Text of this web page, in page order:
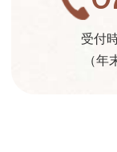
受付
（年